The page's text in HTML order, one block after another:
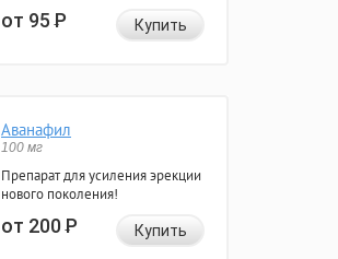
от 95Р Купить
Аванафил
100 мг
Препарат для усиления эрекции
нового поколения!
от 200Р Купить